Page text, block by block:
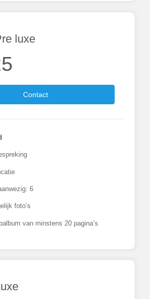
luxe
Contact
6
foto’s
van minstens 20 pagina’s